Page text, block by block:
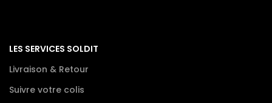
LES SERVICES SOLDIT
Livraison & Retour
Suivre votre colis